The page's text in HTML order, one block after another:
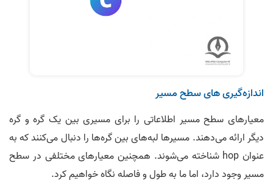
اندازه‌گیری های سطح مسیر
معیارهای سطح مسیر اطلاعاتی را برای مسیری بین یک گره و گره
دیگر ارائه می‌دهند. مسیرها لبه‌های بین گره‌ها را دنبال می‌کنند که به
عنوان hop شناخته می‌شوند. همچنین معیارهای مختلفی در سطح
مسیر وجود دارد، اما ما به طول و فاصله نگاه خواهیم کرد.